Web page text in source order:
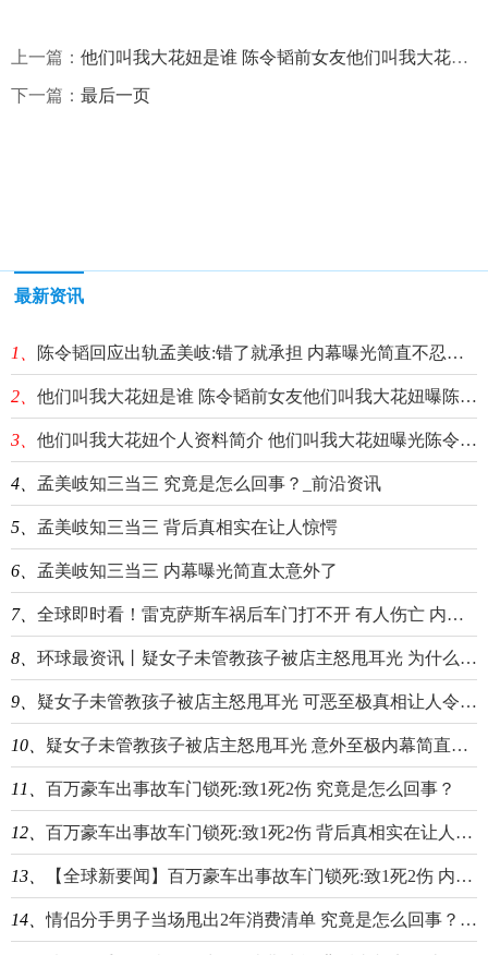
上一篇： 他们叫我大花妞是谁 陈令韬前女友他们叫我大花妞曝陈令韬出轨孟美岐|每日看点
下一篇： 最后一页
最新资讯
1、 陈令韬回应出轨孟美岐:错了就承担 内幕曝光简直不忍直视-报资讯
2、 他们叫我大花妞是谁 陈令韬前女友他们叫我大花妞曝陈令韬出轨孟美岐|每日看点
3、 他们叫我大花妞个人资料简介 他们叫我大花妞曝光陈令韬出轨孟美岐事件始末 天天日报
4、 孟美岐知三当三 究竟是怎么回事？_前沿资讯
5、 孟美岐知三当三 背后真相实在让人惊愕
6、 孟美岐知三当三 内幕曝光简直太意外了
7、 全球即时看！雷克萨斯车祸后车门打不开 有人伤亡 内幕曝光简直太意外了
8、 环球最资讯丨疑女子未管教孩子被店主怒甩耳光 为什么怒甩耳光事件始末原因曝光
9、 疑女子未管教孩子被店主怒甩耳光 可恶至极真相让人令人吃惊|新视野
10、 疑女子未管教孩子被店主怒甩耳光 意外至极内幕简直太崩溃了_当前资讯
11、 百万豪车出事故车门锁死:致1死2伤 究竟是怎么回事？
12、 百万豪车出事故车门锁死:致1死2伤 背后真相实在让人惊愕
13、 【全球新要闻】百万豪车出事故车门锁死:致1死2伤 内幕曝光简直太悲剧
14、 情侣分手男子当场甩出2年消费清单 究竟是怎么回事？_每日热门